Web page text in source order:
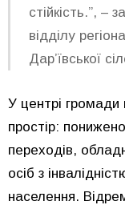
стійкість.”, –
відділу
Дар’ївської
У центрі
простір:
переходів,
осіб з
населення.